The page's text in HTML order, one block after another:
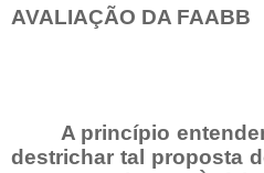
AVALIAÇÃO DA FAABB
A princípio
destrichar tal proposta